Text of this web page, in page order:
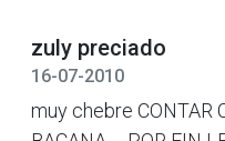
zuly preciado
16-07-2010
muy chebre CONTAR